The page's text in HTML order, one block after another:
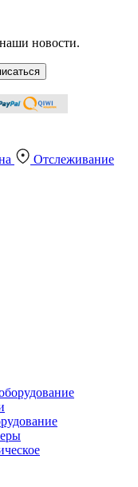
новости.
Отслеживание